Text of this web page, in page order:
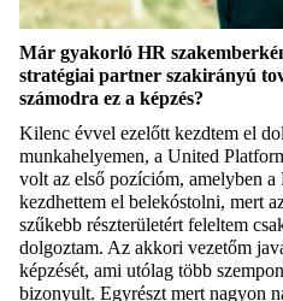
Már gyakorló HR
stratégiai partner szakirányú
számodra ez a képzés?
Kilenc évvel ezelőtt kezdtem el
munkahelyemen, a United
volt az első pozícióm, amelyben a
kezdhettem el belekóstolni, mert
szűkebb részterületért feleltem
dolgoztam. Az akkori vezetőm
képzését, ami utólag több
bizonyult. Egyrészt mert nagyon